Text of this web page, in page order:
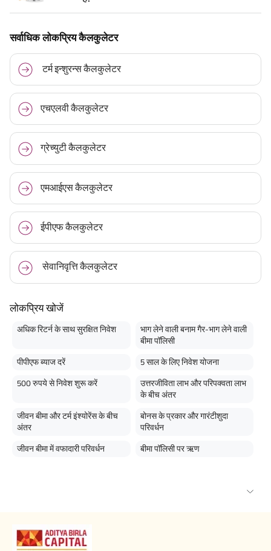
सर्वाधिक लोकप्रिय कैलकुलेटर
टर्म इन्शुरन्स कैलकुलेटर
एचएलवी कैलकुलेटर
ग्रेच्युटी कैलकुलेटर
एमआईएस कैलकुलेटर
ईपीएफ कैलकुलेटर
सेवानिवृत्ति कैलकुलेटर
लोकप्रिय खोजें
अधिक रिटर्न के साथ सुरक्षित निवेश
भाग लेने वाली बनाम गैर-भाग लेने वाली
बीमा पॉलिसी
पीपीएफ ब्याज दरें 5 साल के लिए निवेश योजना
500 रुपये से निवेश शुरू करें
उत्तरजीविता लाभ और परिपक्वता लाभ
के बीच अंतर
जीवन बीमा और टर्म इंश्योरेंस के बीच
अंतर
बोनस के प्रकार और गारंटीशुदा
परिवर्धन
जीवन बीमा में वफादारी परिवर्धन बीमा पॉलिसी पर ऋण